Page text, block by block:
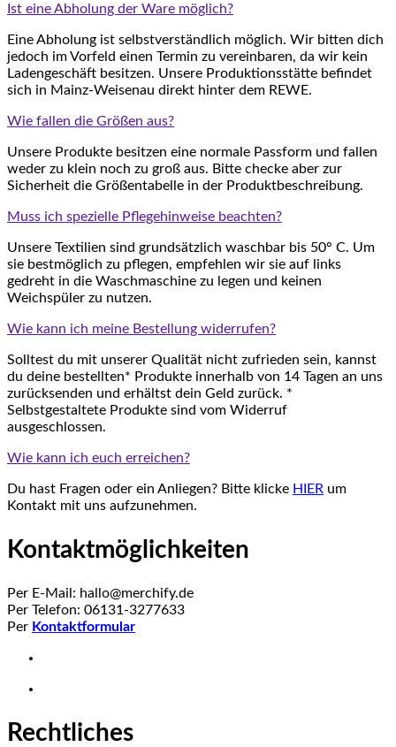
Ist eine Abholung der Ware möglich?
Eine Abholung ist selbstverständlich möglich. Wir bitten dich
jedoch im Vorfeld einen Termin zu vereinbaren, da wir kein
Ladengeschäft besitzen. Unsere Produktionsstätte befindet
sich in Mainz-Weisenau direkt hinter dem REWE.
Wie fallen die Größen aus?
Unsere Produkte besitzen eine normale Passform und fallen
weder zu klein noch zu groß aus. Bitte checke aber zur
Sicherheit die Größentabelle in der Produktbeschreibung.
Muss ich spezielle Pflegehinweise beachten?
Unsere Textilien sind grundsätzlich waschbar bis 50° C. Um
sie bestmöglich zu pflegen, empfehlen wir sie auf links
gedreht in die Waschmaschine zu legen und keinen
Weichspüler zu nutzen.
Wie kann ich meine Bestellung widerrufen?
Solltest du mit unserer Qualität nicht zufrieden sein, kannst
du deine bestellten* Produkte innerhalb von 14 Tagen an uns
zurücksenden und erhältst dein Geld zurück. *
Selbstgestaltete Produkte sind vom Widerruf
ausgeschlossen.
Wie kann ich euch erreichen?
Du hast Fragen oder ein Anliegen? Bitte klicke HIER um
Kontakt mit uns aufzunehmen.
Kontaktmöglichkeiten
Per E-Mail: hallo@merchify.de
Per Telefon: 06131-3277633
Per Kontaktformular
Rechtliches